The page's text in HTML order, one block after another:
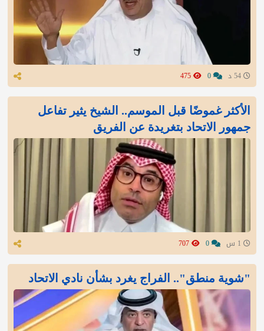
الأكثر غموضًا قبل الموسم.. الشيخ يثير تفاعل
جمهور الاتحاد بتغريدة عن الفريق
"شوية منطق".. الفراج يغرد بشأن نادي الاتحاد